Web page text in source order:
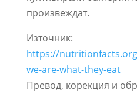
произвеждат.
Източник:
https://
we-are-what-they-eat
Превод, корекция и